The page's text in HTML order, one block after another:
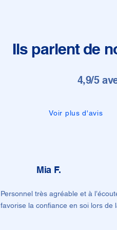
Ils parlent de
4,9/5
Voir plus d'avis
Mia F.
Personnel très agréable et à
favorise la confiance en soi lors de